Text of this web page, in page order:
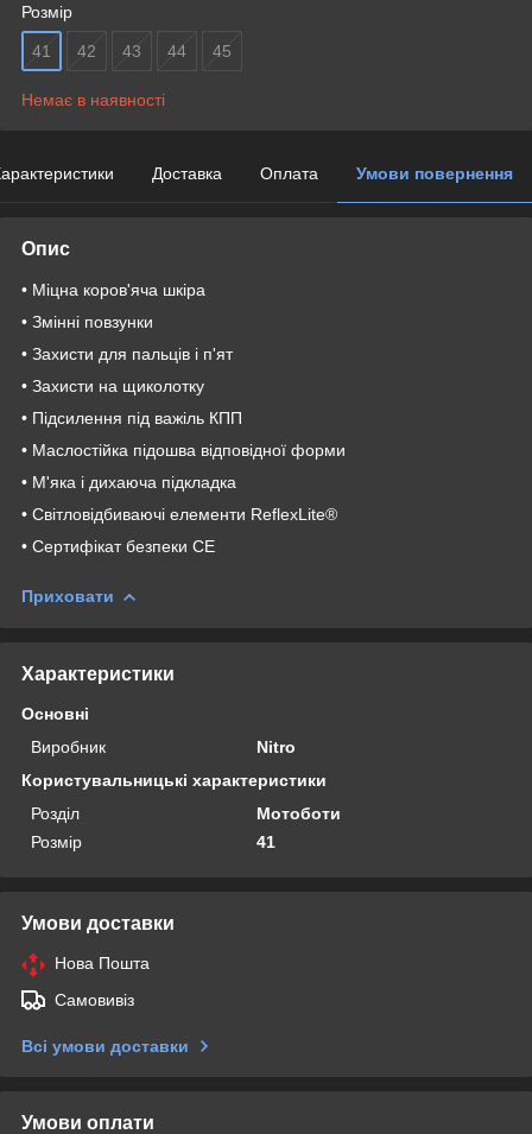
Розмір
41 42 43 44 45
Немає в наявності
Доставка Оплата Умови повернення
Опис
• Міцна коров'яча шкіра
• Змінні повзунки
• Захисти для пальців і п'ят
• Захисти на щиколотку
• Підсилення під важіль КПП
• Маслостійка підошва відповідної форми
• М'яка і дихаюча підкладка
• Світловідбиваючі елементи ReflexLite®
• Сертифікат безпеки CE
Приховати
Характеристики
Основні
Виробник
Nitro
Користувальницькі характеристики
Розділ
Мотоботи
Розмір
41
Умови доставки
Нова Пошта
Самовивіз
Всі умови доставки
Умови оплати